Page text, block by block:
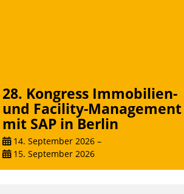
28. Kongress Immobilien-
und Facility-Management
mit SAP in Berlin
14. September 2026 –
15. September 2026